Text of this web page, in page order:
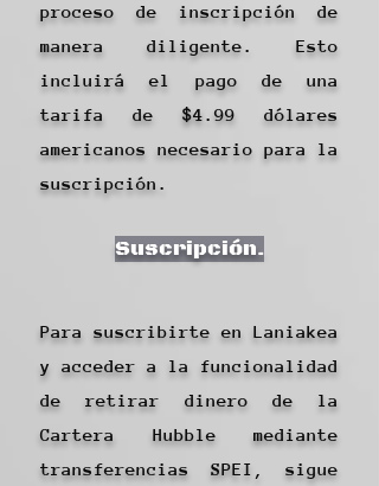
proceso de inscripción de
manera diligente. Esto
incluirá el pago de una
tarifa de $4.99 dólares
americanos necesario para la
suscripción.
Suscripción.
Para suscribirte en Laniakea
y acceder a la funcionalidad
de retirar dinero de la
Cartera Hubble mediante
transferencias SPEI, sigue